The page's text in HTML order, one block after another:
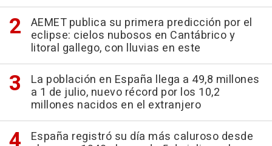
AEMET publica su primera predicción por el
eclipse: cielos nubosos en Cantábrico y
litoral gallego, con lluvias en este
La población en España llega a 49,8 millones
a 1 de julio, nuevo récord por los 10,2
millones nacidos en el extranjero
España registró su día más caluroso desde